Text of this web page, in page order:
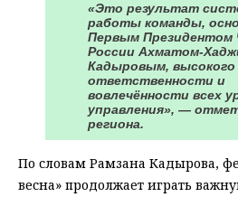
«Это результат
работы команды,
Первым Президентом
России Ахматом-
Кадыровым, высокого
ответственности и
вовлечённости всех
управления», —
региона.
По словам Рамзана Кадырова,
весна» продолжает играть